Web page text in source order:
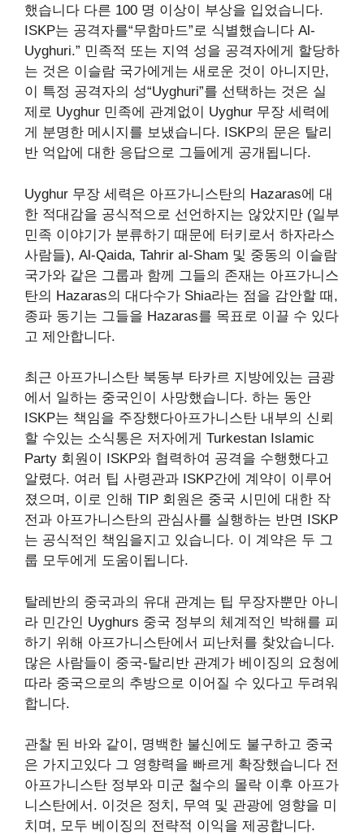
했습니다 다른 100 명 이상이 부상을 입었습니다.
ISKP는 공격자를“무함마드”로 식별했습니다 Al-
Uyghuri.” 민족적 또는 지역 성을 공격자에게 할당하
는 것은 이슬람 국가에게는 새로운 것이 아니지만,
이 특정 공격자의 성“Uyghuri”를 선택하는 것은 실
제로 Uyghur 민족에 관계없이 Uyghur 무장 세력에
게 분명한 메시지를 보냈습니다. ISKP의 문은 탈리
반 억압에 대한 응답으로 그들에게 공개됩니다.
Uyghur 무장 세력은 아프가니스탄의 Hazaras에 대
한 적대감을 공식적으로 선언하지는 않았지만 (일부
민족 이야기가 분류하기 때문에 터키로서 하자라스
사람들), Al-Qaida, Tahrir al-Sham 및 중동의 이슬람
국가와 같은 그룹과 함께 그들의 존재는 아프가니스
탄의 Hazaras의 대다수가 Shia라는 점을 감안할 때,
종파 동기는 그들을 Hazaras를 목표로 이끌 수 있다
고 제안합니다.
최근 아프가니스탄 북동부 타카르 지방에있는 금광
에서 일하는 중국인이 사망했습니다. 하는 동안
ISKP는 책임을 주장했다아프가니스탄 내부의 신뢰
할 수있는 소식통은 저자에게 Turkestan Islamic
Party 회원이 ISKP와 협력하여 공격을 수행했다고
알렸다. 여러 팁 사령관과 ISKP간에 계약이 이루어
졌으며, 이로 인해 TIP 회원은 중국 시민에 대한 작
전과 아프가니스탄의 관심사를 실행하는 반면 ISKP
는 공식적인 책임을지고 있습니다. 이 계약은 두 그
룹 모두에게 도움이됩니다.
탈레반의 중국과의 유대 관계는 팁 무장자뿐만 아니
라 민간인 Uyghurs 중국 정부의 체계적인 박해를 피
하기 위해 아프가니스탄에서 피난처를 찾았습니다.
많은 사람들이 중국-탈리반 관계가 베이징의 요청에
따라 중국으로의 추방으로 이어질 수 있다고 두려워
합니다.
관찰 된 바와 같이, 명백한 불신에도 불구하고 중국
은 가지고있다 그 영향력을 빠르게 확장했습니다 전
아프가니스탄 정부와 미군 철수의 몰락 이후 아프가
니스탄에서. 이것은 정치, 무역 및 관광에 영향을 미
치며, 모두 베이징의 전략적 이익을 제공합니다.